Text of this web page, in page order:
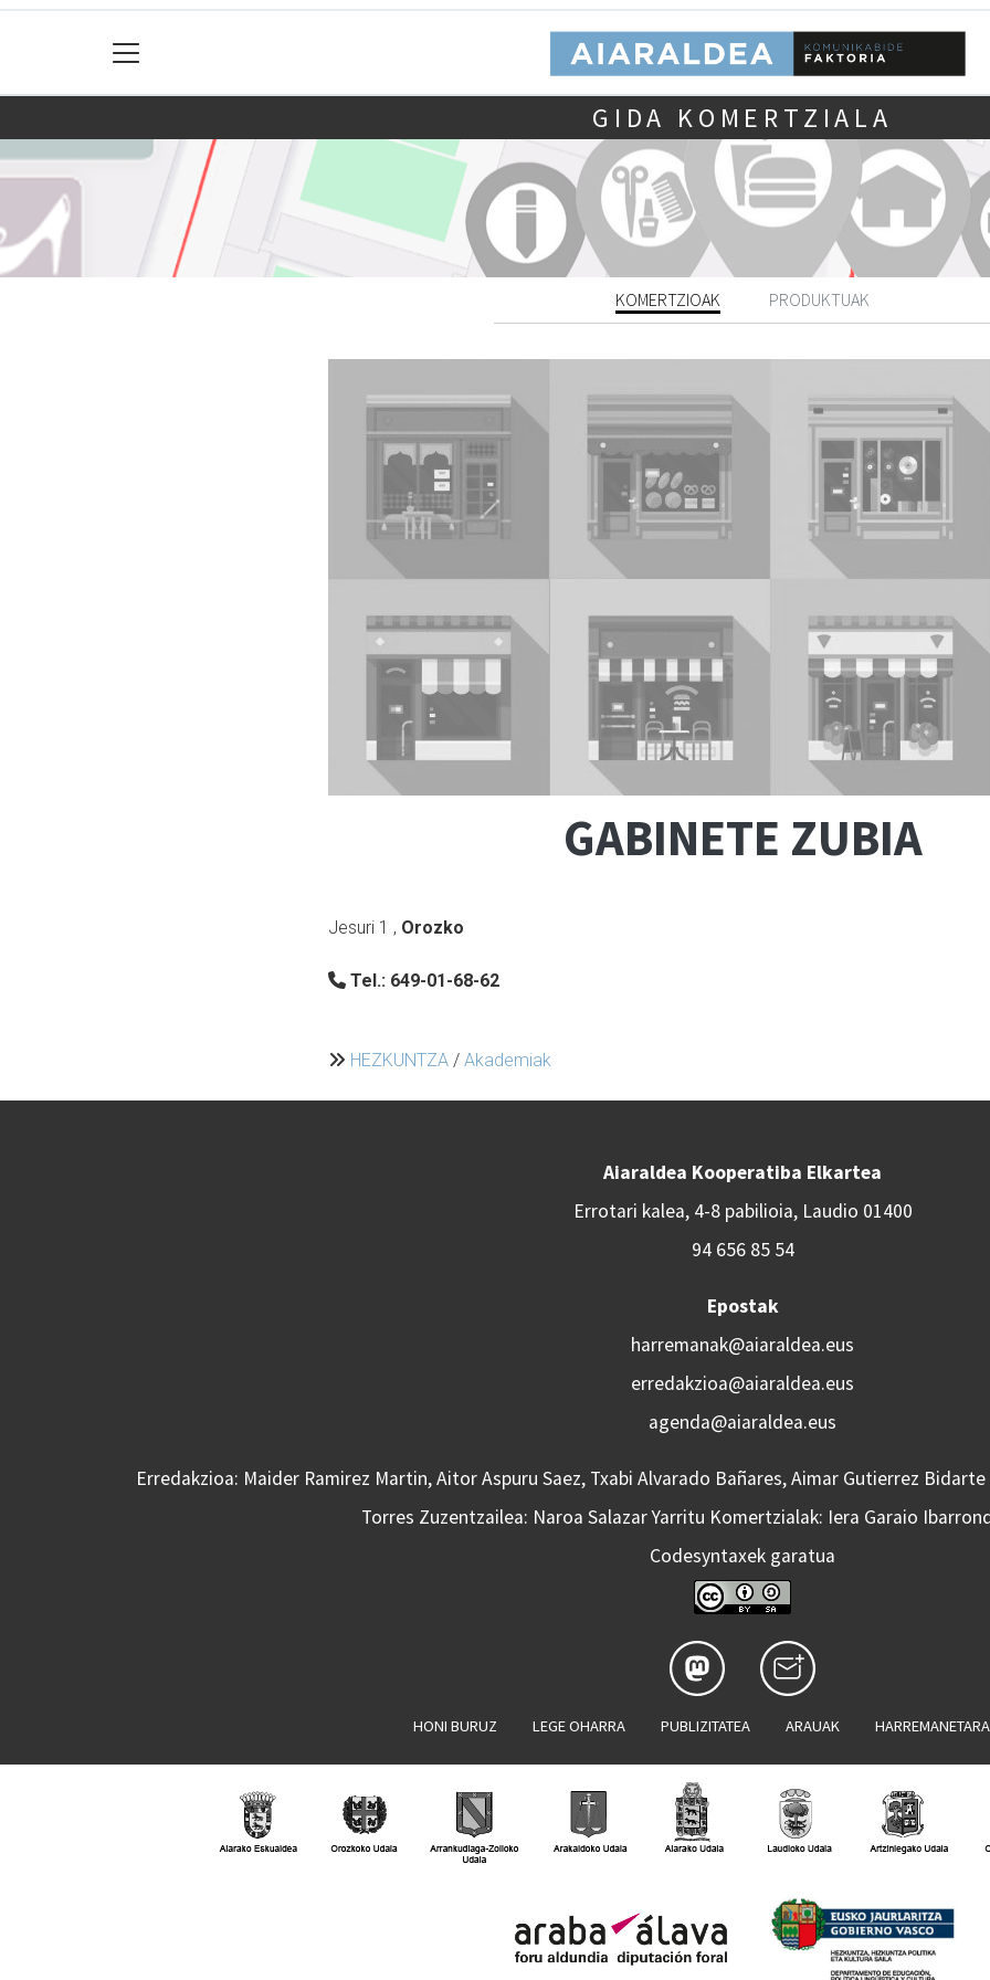
GIDA KOMERTZIALA
KOMERTZIOAK PRODUKTUAK
GABINETE ZUBIA
Jesuri 1 , Orozko
Tel.: 649-01-68-62
HEZKUNTZA / Akademiak
Aiaraldea Kooperatiba Elkartea
Errotari kalea, 4-8 pabilioia, Laudio 01400
94 656 85 54
Epostak
harremanak@aiaraldea.eus
erredakzioa@aiaraldea.eus
agenda@aiaraldea.eus
Erredakzioa: Maider Ramirez Martin, Aitor Aspuru Saez, Txabi Alvarado Bañares, Aimar Gutierrez
Torres Zuzentzailea: Naroa Salazar Yarritu Komertzialak: Iera Garaio
Codesyntaxek garatua
HONI BURUZ LEGE OHARRA PUBLIZITATEA ARAUAK